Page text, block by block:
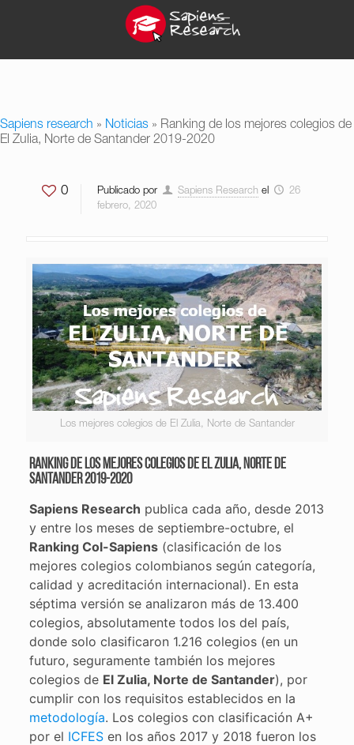
Sapiens research » Noticias » Ranking de los mejores colegios de
El Zulia, Norte de Santander 2019-2020
0 Publicado por Sapiens Research el
26
febrero, 2020
Los mejores colegios de El Zulia, Norte de Santander
Ranking de los mejores colegios de El Zulia, Norte de
Santander 2019-2020
Sapiens Research publica cada año, desde 2013
y entre los meses de septiembre-octubre, el
Ranking Col-Sapiens(clasificación de los
mejores colegios colombianos según categoría,
calidad y acreditación internacional). En esta
séptima versión se analizaron más de 13.400
colegios, absolutamente todos los del país,
donde solo clasificaron 1.216 colegios (en un
futuro, seguramente también los mejores
colegios de El Zulia, Norte de Santander), por
cumplir con los requisitos establecidos en la
metodología. Los colegios con clasificación A+
por el ICFESen los años 2017 y 2018 fueron los